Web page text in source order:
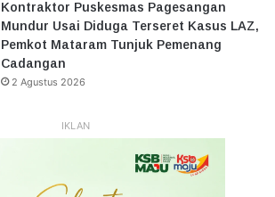
Kontraktor Puskesmas Pagesangan
Mundur Usai Diduga Terseret Kasus LAZ,
Pemkot Mataram Tunjuk Pemenang
Cadangan
2 Agustus 2026
IKLAN